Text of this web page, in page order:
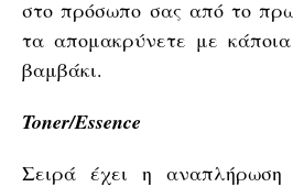
στο πρόσωπο σας από το
τα απομακρύνετε με
βαμβάκι.
Toner/Essence
Σειρά έχει η αναπλήρωση